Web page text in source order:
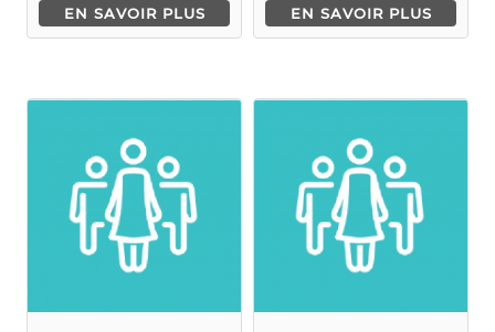
EN SAVOIR PLUS EN SAVOIR PLUS